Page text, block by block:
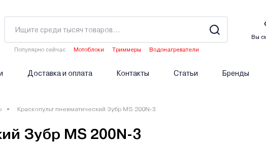
Популярно сейчас Мотоблоки Триммеры
Водонагреватели
Вы
Доставка и оплата Контакты Статьи Бренды
Краскопульт пневматический Зубр MS 200N-3
Зубр MS 200N-3